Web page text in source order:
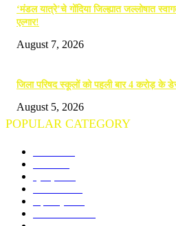
‘मंडल यात्रे’चे गोंदिया जिल्ह्यात जल्लोषात
एल्गार!
August 7, 2026
जिला परिषद स्कूलों को पहली बार 4 करोड़ के
August 5, 2026
POPULAR CATEGORY